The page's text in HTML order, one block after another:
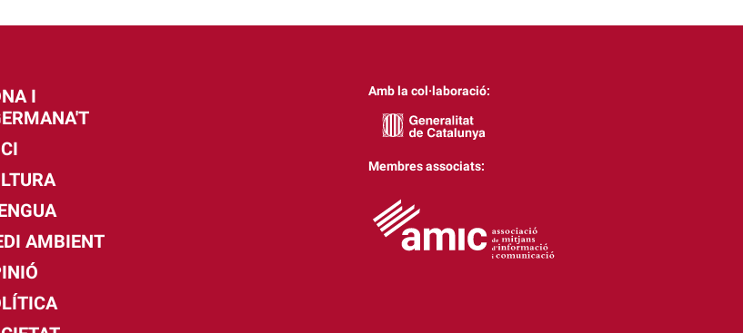
I
AMBIENT
Amb la col·laboració:
Membres associats: